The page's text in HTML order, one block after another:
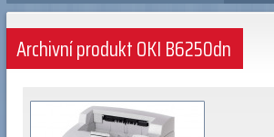
Archivní produkt OKI B6250dn